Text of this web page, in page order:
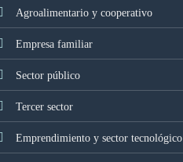
Agroalimentario y cooperativo
Empresa familiar
Sector público
Tercer sector
Emprendimiento y sector tecnológico